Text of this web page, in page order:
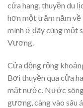
cửa hang, thuyền du
hơn một trăm năm
mình ở đây cùng một
Vương.
Cửa động rộng
Bơi thuyền qua cửa
mặt nước. Nước
gương, càng vào sâu